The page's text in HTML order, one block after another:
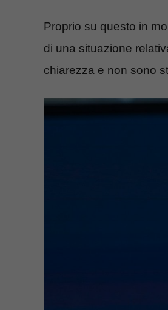
Proprio su questo in
di una situazione
chiarezza e non sono